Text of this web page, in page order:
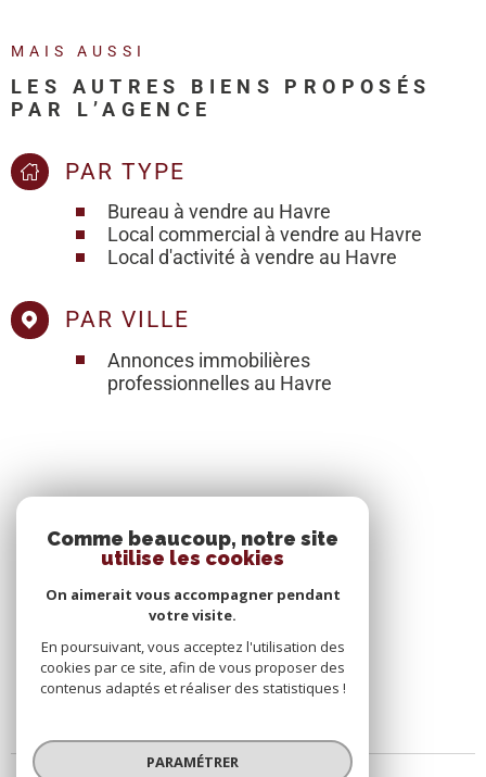
MAIS AUSSI
LES AUTRES BIENS PROPOSÉS
PAR L’AGENCE
PAR TYPE
Bureau à vendre au Havre
Local commercial à vendre au Havre
Local d'activité à vendre au Havre
PAR VILLE
Annonces immobilières
professionnelles au Havre
Comme beaucoup, notre site
utilise les cookies
On aimerait vous accompagner pendant
votre visite.
En poursuivant, vous acceptez l'utilisation des
cookies par ce site, afin de vous proposer des
contenus adaptés et réaliser des statistiques !
PARAMÉTRER